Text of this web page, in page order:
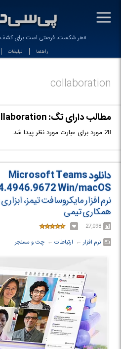
-
«هر شکست، فرصتی است برای کشف
راهنما تبلیغات
collaboration
مطالب دارای تگ: collaboration
28 مورد برای عبارت مورد نظر پیدا شد.
دانلود Microsoft Teams
Win/macOS
نرم افزار مایکروسافت تیمز،
همکاری تیمی
27,098
نرم افزار ← ‏ ارتباطات ← ‏ چت و مسنجر